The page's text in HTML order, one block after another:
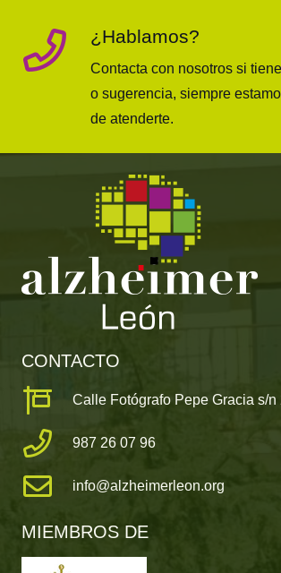
¿Hablamos?
Contacta con nosotros si
o sugerencia, siempre
de atenderte.
CONTACTO
Calle Fotógrafo Pepe Gracia s/n
987 26 07 96
info@alzheimerleon.org
MIEMBROS DE